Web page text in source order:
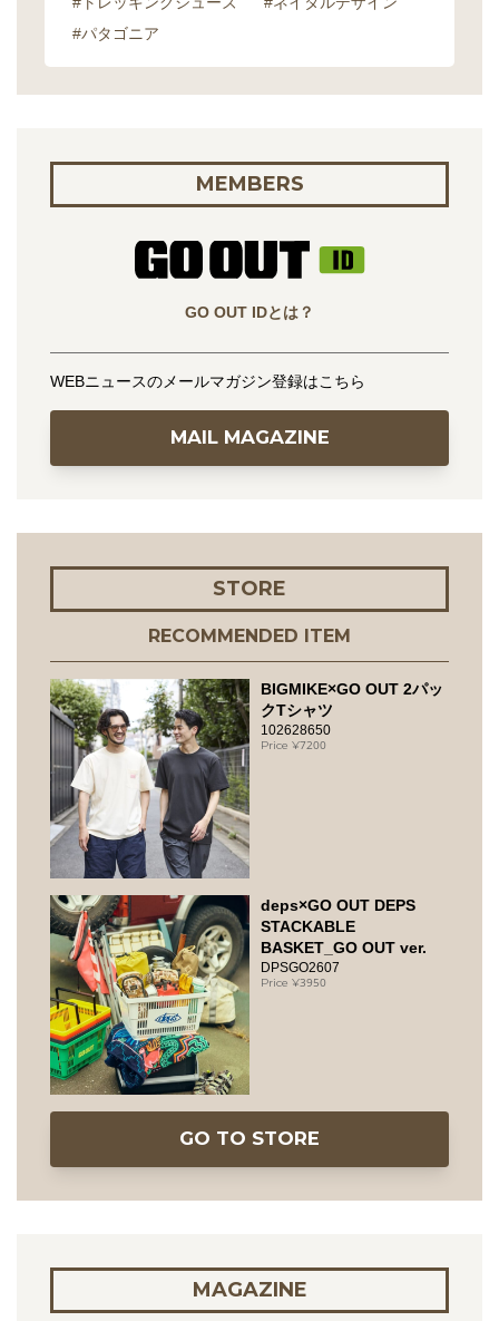
#パタゴニア
MEMBERS
GO OUT IDとは？
WEBニュースのメールマガジン登録はこちら
MAIL MAGAZINE
STORE
RECOMMENDED ITEM
BIGMIKE×GO OUT 2パッ
クTシャツ
102628650
7200
deps×GO OUT DEPS
STACKABLE
BASKET_GO OUT ver.
DPSGO2607
3950
GO TO STORE
MAGAZINE